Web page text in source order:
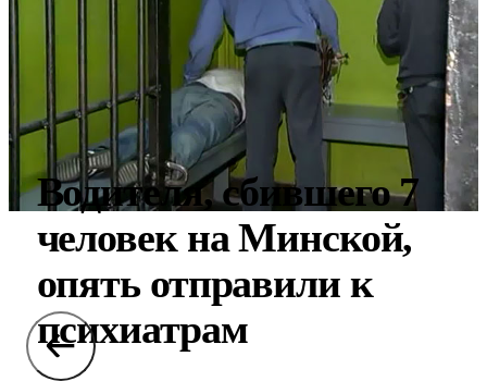
Водителя, сбившего 7
человек на Минской,
опять отправили к
психиатрам